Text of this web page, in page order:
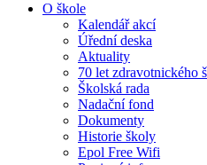
O škole
Kalendář akcí
Úřední deska
Aktuality
70 let zdravotnického
Školská rada
Nadační fond
Dokumenty
Historie školy
Epol Free Wifi